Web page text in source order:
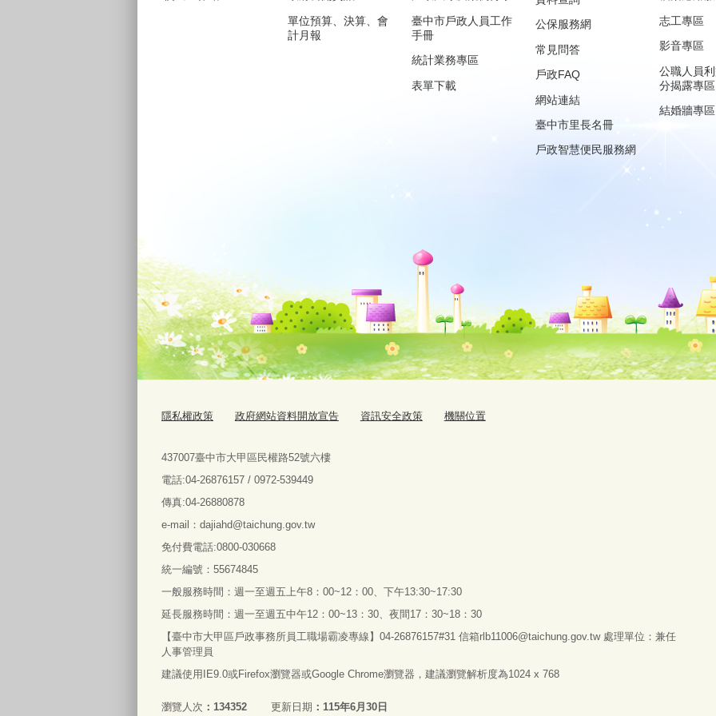
單位預算、決算、會
計月報
臺中市戶政人員工作
手冊
統計業務專區
表單下載
公保服務網
常見問答
戶政FAQ
網站連結
臺中市里長名冊
戶政智慧便民服務網
志工專區
影音專區
公職人員
分揭露專區
結婚牆專區
隱私權政策 政府網站資料開放宣告 資訊安全政策 機關位置
437007臺中市大甲區民權路52號六樓
電話:04-26876157 / 0972-539449
傳真:04-26880878
e-mail：dajiahd@taichung.gov.tw
免付費電話:0800-030668
統一編號：55674845
一般服務時間：週一至週五上午8：00~12：00、下午13:30~17:30
延長服務時間：週一至週五中午12：00~13：30、夜間17：30~18：30
【臺中市大甲區戶政事務所員工職場霸凌專線】04-26876157#31 信箱rlb11006@taichung.gov.tw 處理單位：兼任
人事管理員
建議使用IE9.0或Firefox瀏覽器或Google Chrome瀏覽器，建議瀏覽解析度為1024 x 768
瀏覽人次 134352 更新日期 115年6月30日